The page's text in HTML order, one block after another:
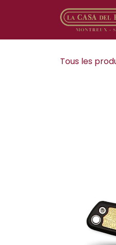
Se rendre au contenu
Tous les